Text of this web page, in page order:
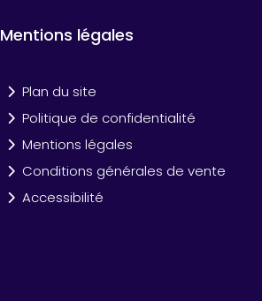
Mentions légales
Plan du site
Politique de confidentialité
Mentions légales
Conditions générales de vente
Accessibilité